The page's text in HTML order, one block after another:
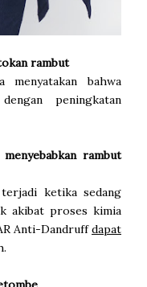
rambut
bahwa
peningkatan
rambut
ketika sedang
akibat proses kimia
Anti-Dandruffdapat